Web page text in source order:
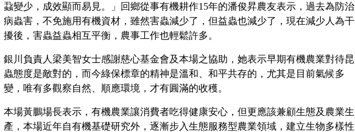
蝨變少，成效顯而易見。」回鄉從事有機耕作15年的潘俊昇農友表示，過去為防治
病蟲害，不免施用有機資材，雖然害蟲減少了，但益蟲也減少了，現在減少人為干
擾後，害蟲益蟲相互平衡，農事工作也輕鬆許多。
銀川負責人梁美智女士感謝慈心基金會及本場之協助，她表示早期有機農業對待昆
蟲態度是敵對的，而今綠保標章的精神是溫和、和平共存的，尤其是目前氣候多
變，唯有多觀察自然、順應環境，才有圓滿的收穫。
本場黃鵬場長表示，有機農業讓消費者吃得健康安心，但更應該兼顧生態及農業生
產，本場近年自有機基礎研究外，逐漸步入生態服務型農業領域，建立生物多樣性